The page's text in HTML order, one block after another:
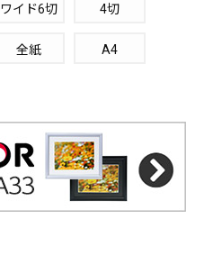
ワイド6切 4切
全紙 A4